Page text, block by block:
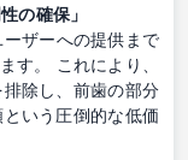
の確保」
ーザーへの提供まで
す。 これにより、
除し、前歯の部分
いう圧倒的な低価